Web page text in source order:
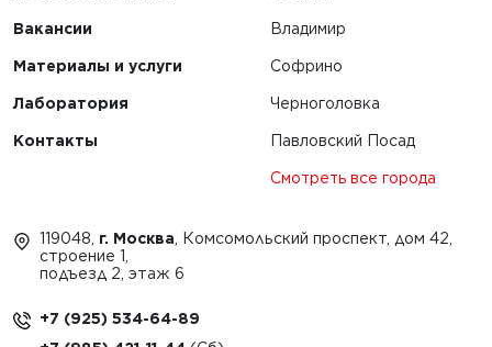
Вакансии
Материалы и услуги
Лаборатория
Контакты
Владимир
Софрино
Черноголовка
Павловский Посад
Смотреть все города
119048, г. Москва , Комсомольский проспект, дом 42,
строение 1,
подъезд 2, этаж 6
+7 (925) 534-64-89